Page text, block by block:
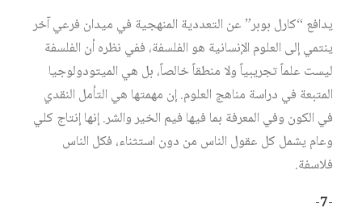
يدافع “كارل بوبر” عن التعددية المنهجية في ميدان فرعي آخر
ينتمي إلى العلوم الإنسانية هو الفلسفة، ففي نظره أن الفلسفة
ليست علماً تجريبياً ولا منطقاً خالصاً، بل هي الميتودولوجيا
المتبعة في دراسة مناهج العلوم. إن مهمتها هي التأمل النقدي
في الكون وفي المعرفة بما فيها فيم الخير والشر. إنها إنتاج كلي
وعام يشمل كل عقول الناس من دون استثناء، فكل الناس
فلاسفة.
-7-